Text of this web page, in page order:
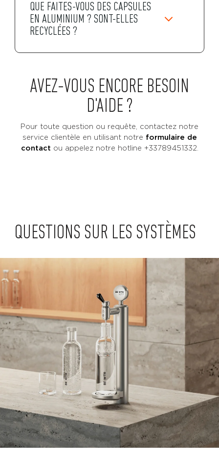
QUE FAITES-VOUS DES CAPSULES
EN ALUMINIUM ? SONT-ELLES
RECYCLÉES ?
AVEZ-VOUS ENCORE BESOIN
D'AIDE ?
Pour toute question ou requête, contactez notre
service clientèle en utilisant notre formulaire de
contact ou appelez notre hotline +33789451332.
QUESTIONS SUR LES SYSTÈMES